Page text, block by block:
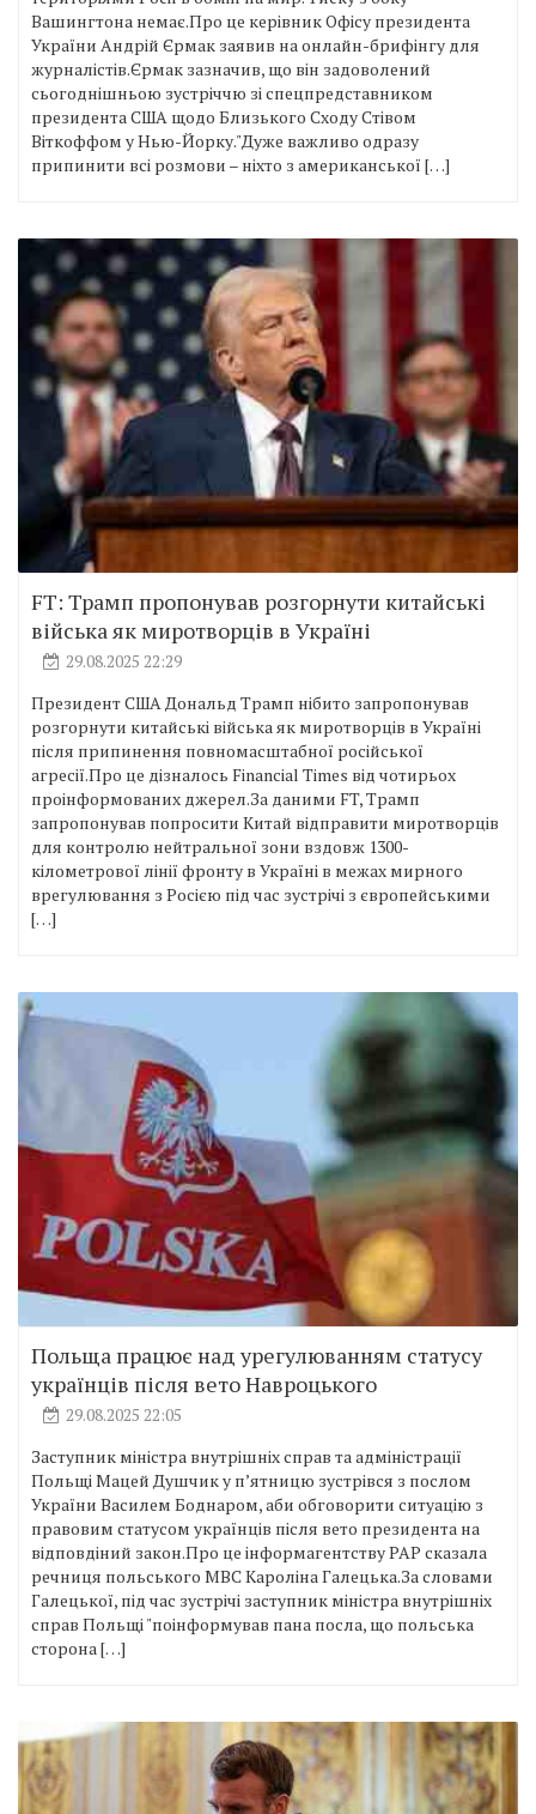
Вашингтона немає.Про це керівник Офісу президента
України Андрій Єрмак заявив на онлайн-брифінгу для
журналістів.Єрмак зазначив, що він задоволений
сьогоднішньою зустріччю зі спецпредставником
президента США щодо Близького Сходу Стівом
Віткоффом у Нью-Йорку."Дуже важливо одразу
припинити всі розмови – ніхто з американської […]
FT: Трамп пропонував розгорнути китайські
війська як миротворців в Україні
29.08.2025 22:29
Президент США Дональд Трамп нібито запропонував
розгорнути китайські війська як миротворців в Україні
після припинення повномасштабної російської
агресії.Про це дізналось Financial Times від чотирьох
проінформованих джерел.За даними FT, Трамп
запропонував попросити Китай відправити миротворців
для контролю нейтральної зони вздовж 1300-
кілометрової лінії фронту в Україні в межах мирного
врегулювання з Росією під час зустрічі з європейськими
[…]
Польща працює над урегулюванням статусу
українців після вето Навроцького
29.08.2025 22:05
Заступник міністра внутрішніх справ та адміністрації
Польщі Мацей Душчик у пʼятницю зустрівся з послом
України Василем Боднаром, аби обговорити ситуацію з
правовим статусом українців після вето президента на
відповдіний закон.Про це інформагентству РАР сказала
речниця польського МВС Кароліна Галецька.За словами
Галецької, під час зустрічі заступник міністра внутрішніх
справ Польщі "поінформував пана посла, що польська
сторона […]